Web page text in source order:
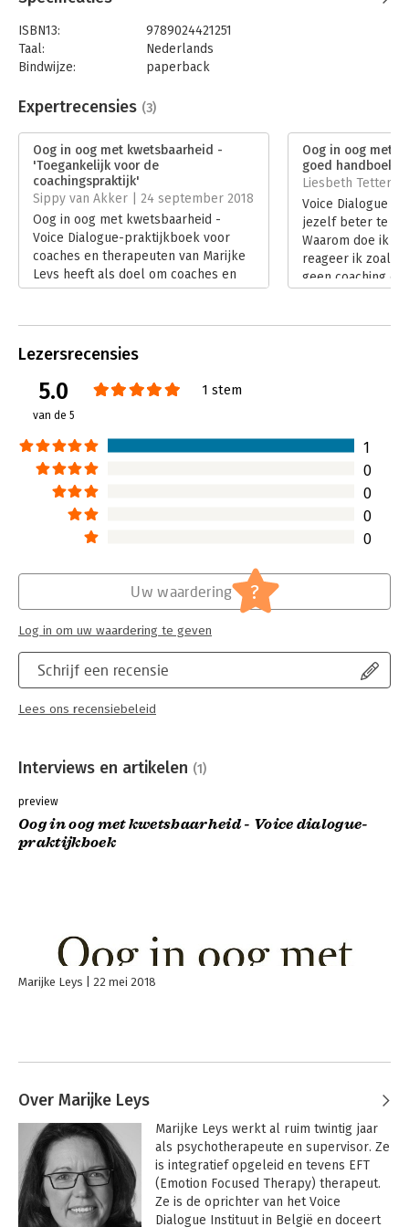
werken met trauma.' - Judith Budde, directeur
Opleidingscentrum het Balkon, Voice Dialogue-opleider en
auteur
'Tijdens het lezen krijg je een boeiende inkijk in de
geven duiding waardoor ik de kracht
voel om de kwetsbaarheid van cliënten letterlijk en figuurlijk
een volwaardige plaats te geven.' - Sarie Goossens, integratief
psychotherapeute, supervisor en medeoprichter van
Groepspraktijk De Kering
ISBN13:
9789024421251
Taal:
Nederlands
Bindwijze:
paperback
Uitgever:
Boom
Verschijningsdatum:
Hoofdrubriek:
Expertrecensies (3)
Oog in oog met kwetsbaarheid -
'Toegankelijk voor de
coachingspraktijk'
Sippy van Akker | 24 september 2018
Oog in oog met kwetsbaarheid -
Voice Dialogue-praktijkboek voor
coaches en therapeuten van Marijke
Leys heeft als doel om coaches en
therapeuten handvatten te geven om
en trauma.
Lees verder
Oog in oog met
goed handboek'
Liesbeth Tettero |
Voice Dialogue is
jezelf beter te
Waarom doe ik
reageer ik zoals
geen coaching of
Lezersrecensies
5.0
van de 5
1 stem
1
0
0
0
0
Schrijf een recensie
Lees ons recensiebeleid
Uw waardering ?
Log in om uw waardering te geven
Interviews en artikelen (1)
preview
Oog in oog met kwetsbaarheid - Voice dialogue-
praktijkboek
Marijke Leys 22 mei 2018
Over Marijke Leys
Marijke Leys werkt al ruim twintig jaar
als psychotherapeute en supervisor. Ze
is integratief opgeleid en tevens EFT
(Emotion Focused Therapy) therapeut.
Ze is de oprichter van het Voice
Dialogue Instituut in België en doceert